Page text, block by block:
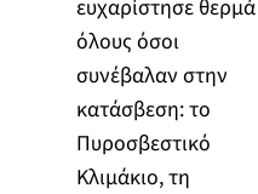
ευχαρίστησε θερμά
όλους όσοι
συνέβαλαν στην
κατάσβεση: το
Πυροσβεστικό
Κλιμάκιο, τη